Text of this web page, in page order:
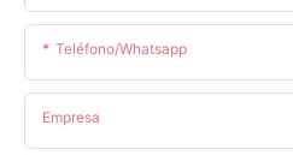
Teléfono/whatsapp
Empresa